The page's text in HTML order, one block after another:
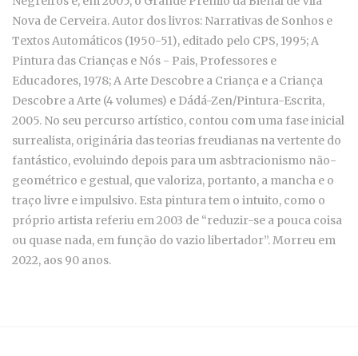
Nova de Cerveira. Autor dos livros: Narrativas de Sonhos e
Textos Automáticos (1950-51), editado pelo CPS, 1995; A
Pintura das Crianças e Nós - Pais, Professores e
Educadores, 1978; A Arte Descobre a Criança e a Criança
Descobre a Arte (4 volumes) e Dádá-Zen/Pintura-Escrita,
2005. No seu percurso artístico, contou com uma fase inicial
surrealista, originária das teorias freudianas na vertente do
fantástico, evoluindo depois para um asbtracionismo não-
geométrico e gestual, que valoriza, portanto, a mancha e o
traço livre e impulsivo. Esta pintura tem o intuito, como o
próprio artista referiu em 2003 de “reduzir-se a pouca coisa
ou quase nada, em função do vazio libertador”. Morreu em
2022, aos 90 anos.